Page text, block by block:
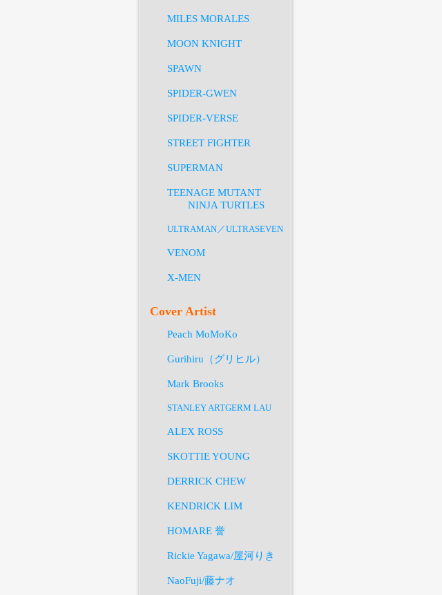
MILES MORALES
MOON KNIGHT
SPAWN
SPIDER-GWEN
SPIDER-VERSE
STREET FIGHTER
SUPERMAN
TEENAGE MUTANT
NINJA TURTLES
ULTRAMAN／ULTRASEVEN
VENOM
X-MEN
Cover Artist
Peach MoMoKo
Gurihiru（グリヒル）
Mark Brooks
STANLEY ARTGERM LAU
ALEX ROSS
SKOTTIE YOUNG
DERRICK CHEW
KENDRICK LIM
HOMARE 誉
Rickie Yagawa/屋河りき
NaoFuji/藤ナオ